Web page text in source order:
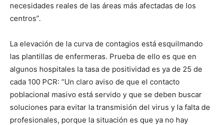
necesidades reales de las áreas más afectadas de los
centros”.
La elevación de la curva de contagios está esquilmando
las plantillas de enfermeras. Prueba de ello es que en
algunos hospitales la tasa de positividad es ya de 25 de
cada 100 PCR: “Un claro aviso de que el contacto
poblacional masivo está servido y que se deben buscar
soluciones para evitar la transmisión del virus y la falta de
profesionales, porque la situación es que ya no hay